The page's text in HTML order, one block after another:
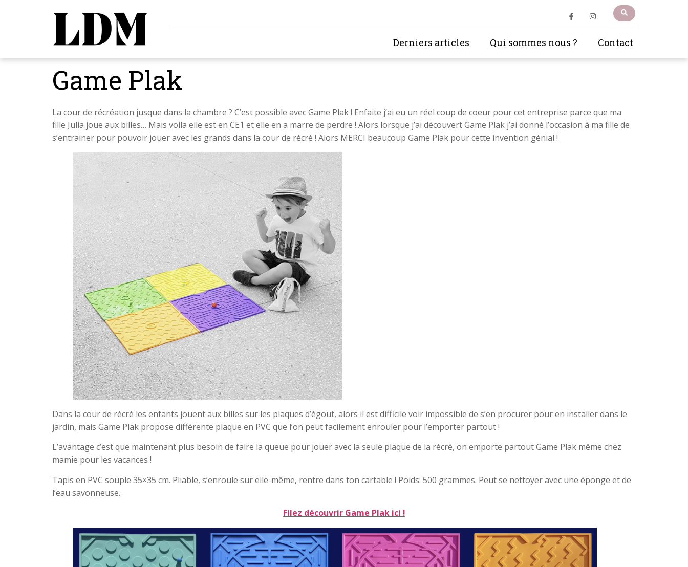
Derniers articles Qui sommes nous ? Contact
Game Plak
La cour de récréation jusque dans la chambre ? C’est possible avec Game Plak ! Enfaite j’ai eu un réel coup de coeur pour cet entreprise parce que ma
fille Julia joue aux billes… Mais voila elle est en CE1 et elle en a marre de perdre ! Alors lorsque j’ai découvert Game Plak j’ai donné l’occasion à ma fille de
s’entrainer pour pouvoir jouer avec les grands dans la cour de récré ! Alors MERCI beaucoup Game Plak pour cette invention génial !
Dans la cour de récré les enfants jouent aux billes sur les plaques d’égout, alors il est difficile voir impossible de s’en procurer pour en installer dans le
jardin, mais Game Plak propose différente plaque en PVC que l’on peut facilement enrouler pour l’emporter partout !
L’avantage c’est que maintenant plus besoin de faire la queue pour jouer avec la seule plaque de la récré, on emporte partout Game Plak même chez
mamie pour les vacances !
Tapis en PVC souple 35×35 cm. Pliable, s’enroule sur elle-même, rentre dans ton cartable ! Poids: 500 grammes. Peut se nettoyer avec une éponge et de
l’eau savonneuse.
Filez découvrir Game Plak ici !